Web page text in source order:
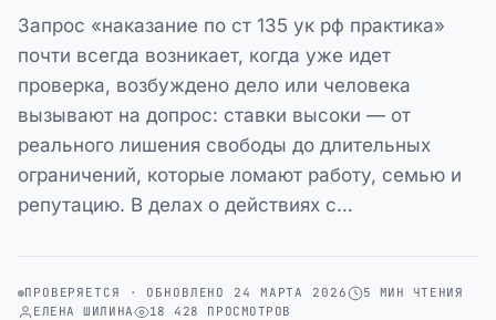
Запрос «наказание по ст 135 ук рф практика»
почти всегда возникает, когда уже идет
проверка, возбуждено дело или человека
вызывают на допрос: ставки высоки — от
реального лишения свободы до длительных
ограничений, которые ломают работу, семью и
репутацию. В делах о действиях с…
ПРОВЕРЯЕТСЯ · ОБНОВЛЕНО 24 МАРТА 2026
5 МИН ЧТЕНИЯ
ЕЛЕНА ШИЛИНА
18 428 ПРОСМОТРОВ